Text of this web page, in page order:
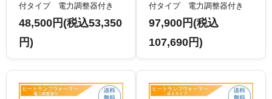
付タイプ 電力調整器付き
単相100V
48,500円(税込53,350
円)
付タイプ 電力調整器付き
単相100V
97,900円(税込
107,690円)